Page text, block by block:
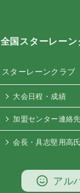
全国スターレー
スターレーンクラブ
大会日程・成績
加盟センター連絡先
会長・具志堅用高氏
アル